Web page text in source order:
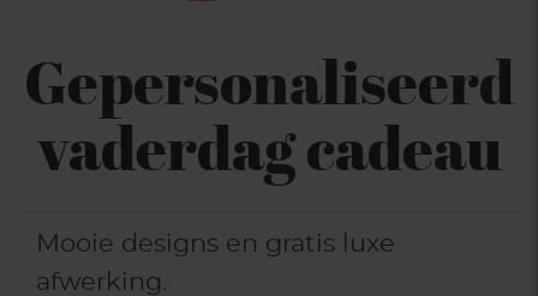
Gepersonaliseerd
vaderdag cadeau
Mooie designs en gratis luxe
afwerking.